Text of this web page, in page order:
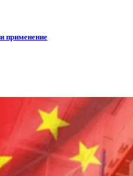
применение